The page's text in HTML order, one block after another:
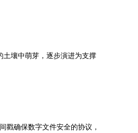
土壤中萌芽，逐步演进为支撑
戳确保数字文件安全的协议，